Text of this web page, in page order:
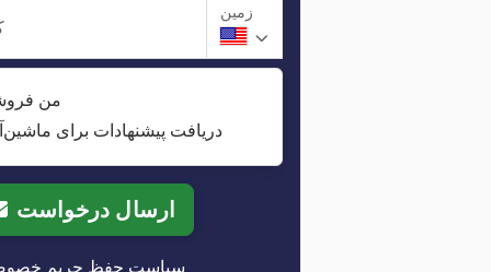
زمین
من
دریافت پیشنهادات برای
ارسال درخواست
سیاست حفظ حریم